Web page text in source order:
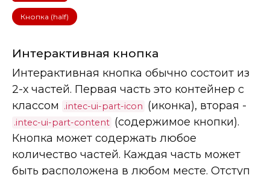
Кнопка (half)
Интерактивная кнопка
Интерактивная кнопка обычно состоит из
2-х частей. Первая часть это контейнер с
классом
.intec-ui-part-icon (иконка), вторая -
.intec-ui-part-content (содержимое кнопки).
Кнопка может содержать любое
количество частей. Каждая часть может
быть расположена в любом месте. Отступ